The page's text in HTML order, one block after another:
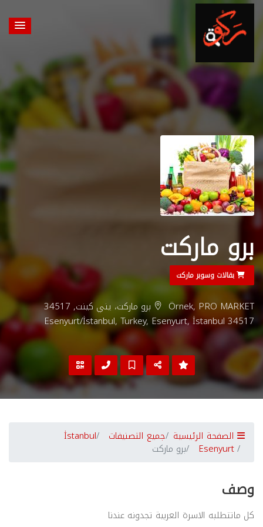
برو ماركت
بقالات وسوبر ماركت
Örnek, PRO MARKET برو ماركت، يني كينت, 34517
Esenyurt/İstanbul, Turkey, Esenyurt, İstanbul 34517
الصفحة الرئيسية جميع التصنيفات İstanbul
Esenyurt برو ماركت
وصف
كل ماتتطلبه الاسرة العربية تجدونه عندنا